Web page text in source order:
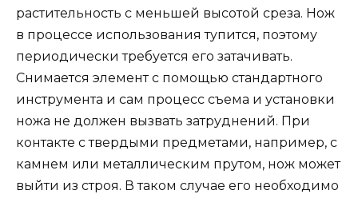
растительность с меньшей высотой среза. Нож
в процессе использования тупится, поэтому
периодически требуется его затачивать.
Снимается элемент с помощью стандартного
инструмента и сам процесс съема и установки
ножа не должен вызвать затруднений. При
контакте с твердыми предметами, например, с
камнем или металлическим прутом, нож может
выйти из строя. В таком случае его необходимо